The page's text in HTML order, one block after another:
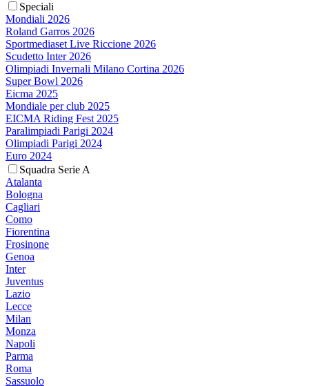
Speciali
Mondiali 2026
Roland Garros 2026
Sportmediaset Live Riccione 2026
Scudetto Inter 2026
Olimpiadi Invernali Milano Cortina 2026
Super Bowl 2026
Eicma 2025
Mondiale per club 2025
EICMA Riding Fest 2025
Paralimpiadi Parigi 2024
Olimpiadi Parigi 2024
Euro 2024
Squadra Serie A
Atalanta
Bologna
Cagliari
Como
Fiorentina
Frosinone
Genoa
Inter
Juventus
Lazio
Lecce
Milan
Monza
Napoli
Parma
Roma
Sassuolo